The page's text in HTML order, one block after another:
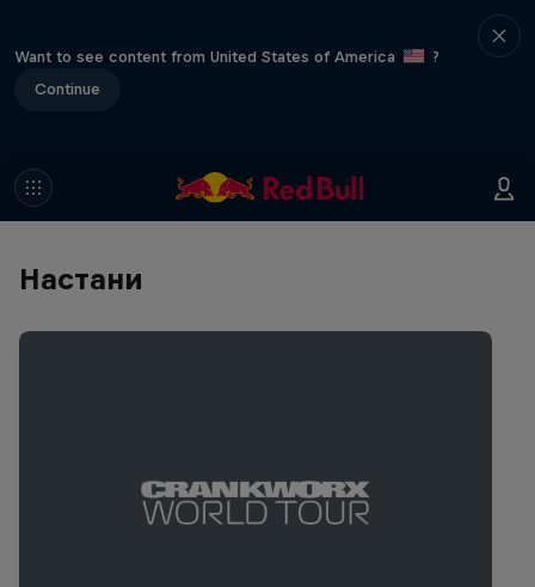
Want to see content from United States of America
?
Continue
Настани